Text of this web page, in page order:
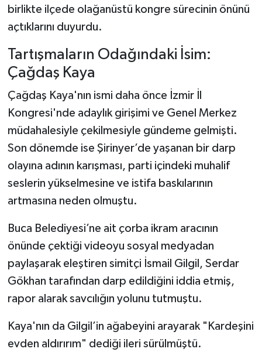
birlikte ilçede olağanüstü kongre sürecinin önünü
açtıklarını duyurdu.
Tartışmaların Odağındaki İsim:
Çağdaş Kaya
Çağdaş Kaya'nın ismi daha önce İzmir İl
Kongresi'nde adaylık girişimi ve Genel Merkez
müdahalesiyle çekilmesiyle gündeme gelmişti.
Son dönemde ise Şirinyer’de yaşanan bir darp
olayına adının karışması, parti içindeki muhalif
seslerin yükselmesine ve istifa baskılarının
artmasına neden olmuştu.
Buca Belediyesi’ne ait çorba ikram aracının
önünde çektiği videoyu sosyal medyadan
paylaşarak eleştiren simitçi İsmail Gilgil, Serdar
Gökhan tarafından darp edildiğini iddia etmiş,
rapor alarak savcılığın yolunu tutmuştu.
Kaya'nın da Gilgil’in ağabeyini arayarak "Kardeşini
evden aldırırım" dediği ileri sürülmüştü.